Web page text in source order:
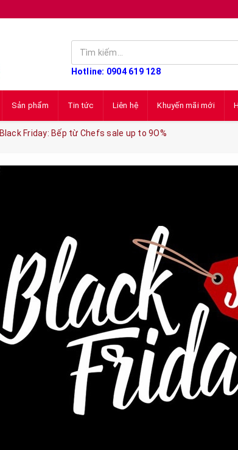
Hotline: 0904 619 128
Sản phẩm Tin tức Liên hệ Khuyến mãi mới
Black Friday: Bếp từ Chefs sale up to 9O%